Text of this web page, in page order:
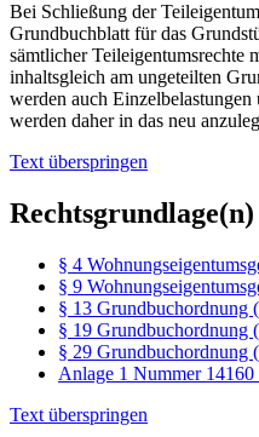
Bei Schließung der
Grundbuchblatt für das
sämtlicher Teileigentumsrechte
inhaltsgleich am ungeteilten
werden auch
werden daher in das neu
Text überspringen
Rechtsgrundlage(n)
§ 4
§ 9
§ 13 Grundbuchordnung
§ 19 Grundbuchordnung
§ 29 Grundbuchordnung
Anlage 1 Nummer
Text überspringen